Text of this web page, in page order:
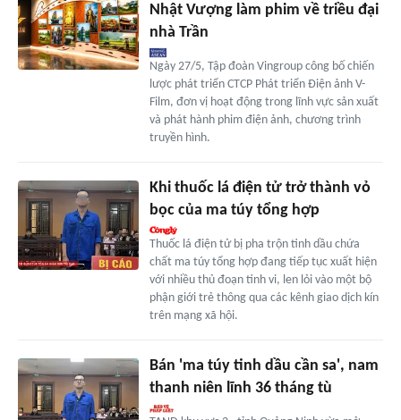
Nhật Vượng làm phim về triều đại
nhà Trần
Ngày 27/5, Tập đoàn Vingroup công bố chiến
lược phát triển CTCP Phát triển Điện ảnh V-
Film, đơn vị hoạt động trong lĩnh vực sản xuất
và phát hành phim điện ảnh, chương trình
truyền hình.
Khi thuốc lá điện tử trở thành vỏ
bọc của ma túy tổng hợp
Thuốc lá điện tử bị pha trộn tinh dầu chứa
chất ma túy tổng hợp đang tiếp tục xuất hiện
với nhiều thủ đoạn tinh vi, len lỏi vào một bộ
phận giới trẻ thông qua các kênh giao dịch kín
trên mạng xã hội.
Bán 'ma túy tinh dầu cần sa', nam
thanh niên lĩnh 36 tháng tù